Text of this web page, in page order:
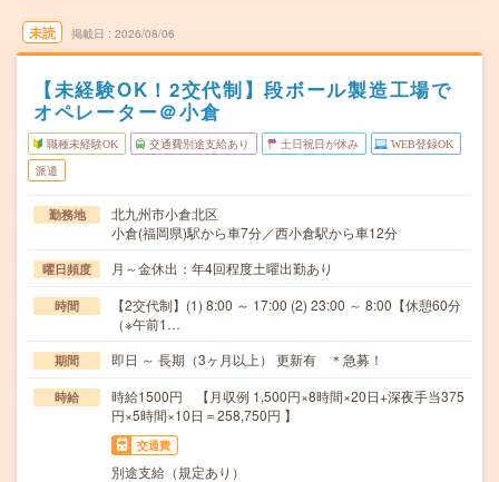
未読 掲載日 2026/08/06
【未経験OK！2交代制】段ボール製造工場で
オペレーター＠小倉
職種未経験OK 交通費別途支給あり 土日祝日が休み WEB登録OK
派遣
勤務地
北九州市小倉北区
小倉(福岡県)駅から車7分／西小倉駅から車12分
曜日頻度 月～金休出：年4回程度土曜出勤あり
時間
【2交代制】(1) 8:00 ～ 17:00 (2) 23:00 ～ 8:00【休憩60分
（※午前1…
期間 即日 ～ 長期（3ヶ月以上） 更新有 ＊急募！
時給
時給1500円 【月収例 1,500円×8時間×20日+深夜手当375
円×5時間×10日＝258,750円 】
交通費
別途支給（規定あり）